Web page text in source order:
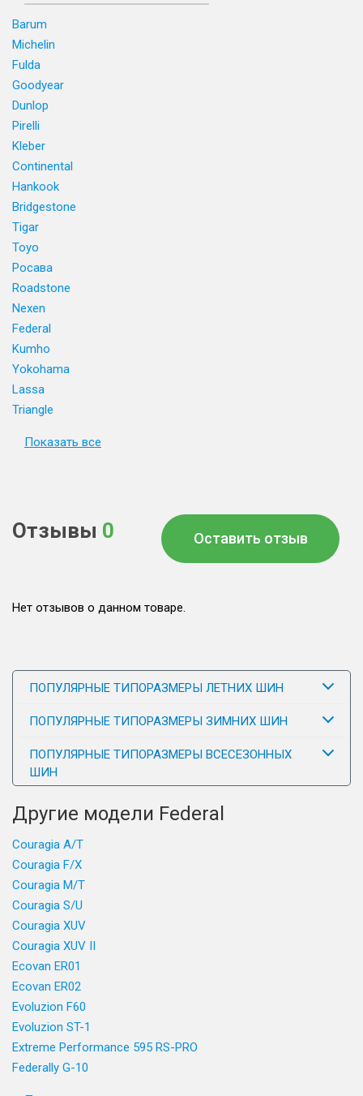
Barum
Michelin
Fulda
Goodyear
Dunlop
Pirelli
Kleber
Continental
Hankook
Bridgestone
Tigar
Toyo
Росава
Roadstone
Nexen
Federal
Kumho
Yokohama
Lassa
Triangle
Показать все
Отзывы 0 Оставить отзыв
Нет отзывов о данном товаре.
ПОПУЛЯРНЫЕ ТИПОРАЗМЕРЫ ЛЕТНИХ ШИН
ПОПУЛЯРНЫЕ ТИПОРАЗМЕРЫ ЗИМНИХ ШИН
ПОПУЛЯРНЫЕ ТИПОРАЗМЕРЫ ВСЕСЕЗОННЫХ
ШИН
Другие модели Federal
Couragia A/T
Couragia F/X
Couragia M/T
Couragia S/U
Couragia XUV
Couragia XUV II
Ecovan ER01
Ecovan ER02
Evoluzion F60
Evoluzion ST-1
Extreme Performance 595 RS-PRO
Federally G-10